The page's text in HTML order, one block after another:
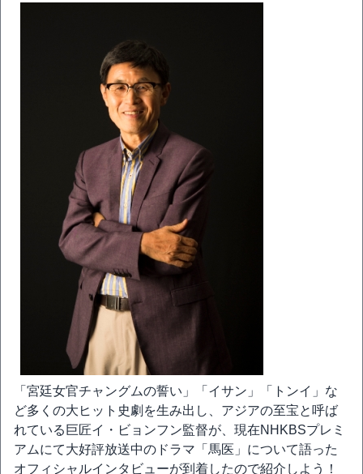
「宮廷女官チャングムの誓い」「イサン」「トンイ」な
ど多くの大ヒット史劇を生み出し、アジアの至宝と呼ば
れている巨匠イ・ビョンフン監督が、現在NHKBSプレミ
アムにて大好評放送中のドラマ「馬医」について語った
オフィシャルインタビューが到着したので紹介しよう！